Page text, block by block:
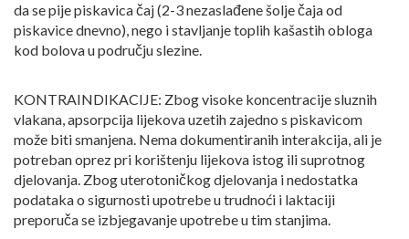
da se pije piskavica čaj (2-3 nezaslađene šolje čaja od
piskavice dnevno), nego i stavljanje toplih kašastih obloga
kod bolova u području slezine.
KONTRAINDIKACIJE: Zbog visoke koncentracije sluznih
vlakana, apsorpcija lijekova uzetih zajedno s piskavicom
može biti smanjena. Nema dokumentiranih interakcija, ali je
potreban oprez pri korištenju lijekova istog ili suprotnog
djelovanja. Zbog uterotoničkog djelovanja i nedostatka
podataka o sigurnosti upotrebe u trudnoći i laktaciji
preporuča se izbjegavanje upotrebe u tim stanjima.